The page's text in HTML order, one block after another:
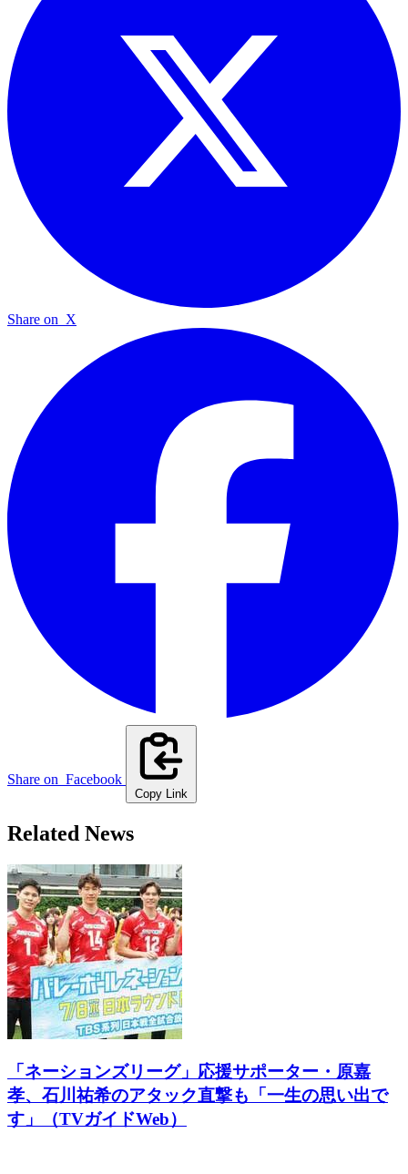
Share on X
Share on Facebook
Copy Link
Related News
「ネーションズリーグ」応援サポーター・原嘉
孝、石川祐希のアタック直撃も「一生の思い出で
す」（TVガイドWeb）